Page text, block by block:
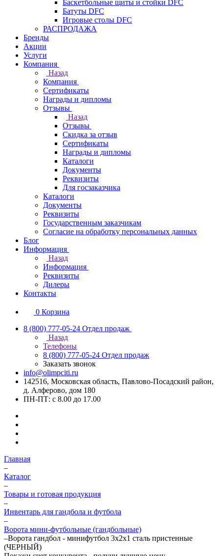
Баскетбольные щиты и стойки DFC
Батуты DFC
Игровые столы DFC
РАСПРОДАЖА
Бренды
Акции
Услуги
Компания
Назад
Компания
Сертификаты
Награды и дипломы
Отзывы
Назад
Отзывы
Скидка за отзыв
Сертификаты
Награды и дипломы
Каталоги
Документы
Реквизиты
Для госзаказчика
Каталоги
Документы
Реквизиты
Государственным заказчикам
Согласие на обработку персональных данных
Блог
Информация
Назад
Информация
Реквизиты
Дилеры
Контакты
0 Корзина
8 (800) 777-05-24 Отдел продаж
Назад
Телефоны
8 (800) 777-05-24 Отдел продаж
Заказать звонок
info@olimpciti.ru
142516, Московская область, Павлово-Посадский район,
д. Алферово, дом 180
ПН-ПТ: с 8.00 до 17.00
Главная
–
Каталог
–
Товары и готовая продукция
–
Инвентарь для гандбола и футбола
–
Ворота мини-футбольные (гандбольные)
–Ворота гандбол - минифутбол 3х2х1 сталь пристенные
(ЧЕРНЫЙ)